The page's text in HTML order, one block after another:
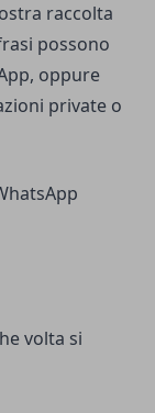
raccolta
possono
oppure
private o
volta si